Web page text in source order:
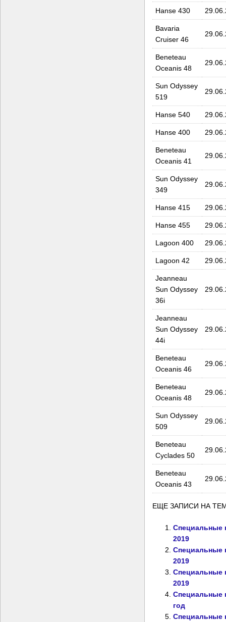
Hanse 430
Bavaria
Cruiser 46
Beneteau
Oceanis 48
Sun Odyssey
519
Hanse 540
Hanse 400
Beneteau
Oceanis 41
Sun Odyssey
349
Hanse 415
Hanse 455
Lagoon 400
Lagoon 42
Jeanneau
Sun Odyssey
36i
Jeanneau
Sun Odyssey
44i
Beneteau
Oceanis 46
Beneteau
Oceanis 48
Sun Odyssey
509
Beneteau
Cyclades 50
Beneteau
Oceanis 43
ЕЩЕ ЗАПИСИ НА
Специальные
2019
Специальные
2019
Специальные
2019
Специальные
год
Специальные